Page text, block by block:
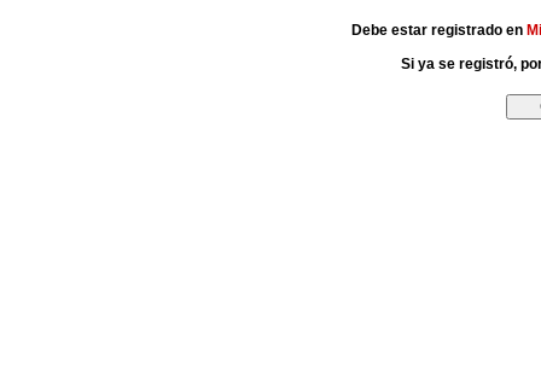
Debe estar registrado en Mi
Si ya se registró,